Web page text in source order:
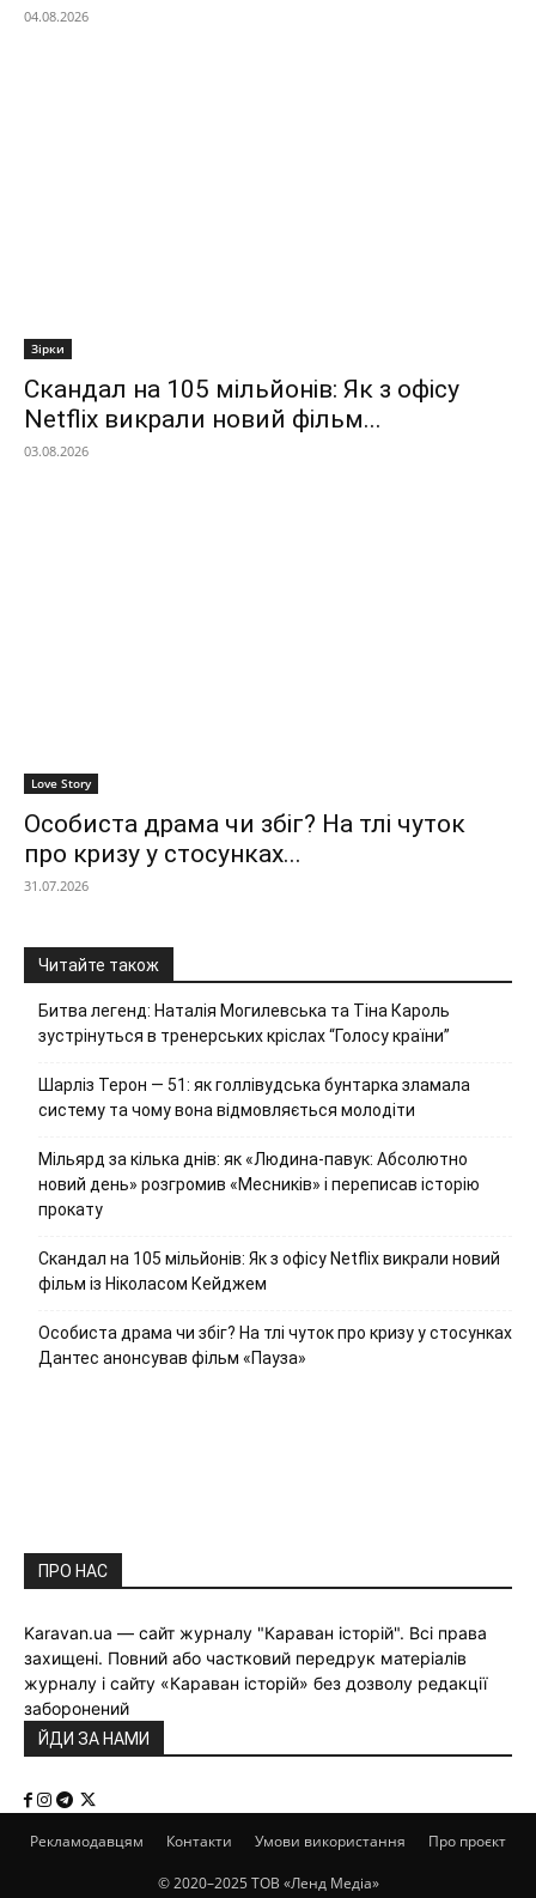
04.08.2026
Зірки
Скандал на 105 мільйонів: Як з офісу
Netflix викрали новий фільм...
03.08.2026
Love Story
Особиста драма чи збіг? На тлі чуток
про кризу у стосунках...
31.07.2026
Читайте також
Битва легенд: Наталія Могилевська та Тіна Кароль
зустрінуться в тренерських кріслах “Голосу країни”
Шарліз Терон — 51: як голлівудська бунтарка зламала
систему та чому вона відмовляється молодіти
Мільярд за кілька днів: як «Людина-павук: Абсолютно
новий день» розгромив «Месників» і переписав історію
прокату
Скандал на 105 мільйонів: Як з офісу Netflix викрали новий
фільм із Ніколасом Кейджем
Особиста драма чи збіг? На тлі чуток про кризу у стосунках
Дантес анонсував фільм «Пауза»
ПРО НАС
Karavan.ua — сайт журналу "Караван історій". Всі права
захищені. Повний або частковий передрук матеріалів
журналу і сайту «Караван історій» без дозволу редакції
заборонений
ЙДИ ЗА НАМИ
Рекламодавцям Контакти Умови використання Про проєкт
© 2020–2025 ТОВ «Ленд Медіа»